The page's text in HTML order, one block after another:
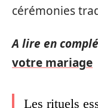
cérémonies
A lire en
votre mariage
Les rituels